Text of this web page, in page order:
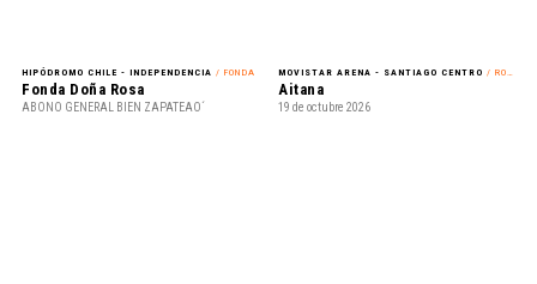
HIPÓDROMO CHILE - INDEPENDENCIA / FONDA
Fonda Doña Rosa
ABONO GENERAL BIEN ZAPATEAO´
MOVISTAR ARENA - SANTIAGO CENTRO / ROCK
Aitana
19 de octubre 2026